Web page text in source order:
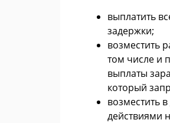
выплатить
задержки;
возместить
том числе и
выплаты
который
возместить
действиями